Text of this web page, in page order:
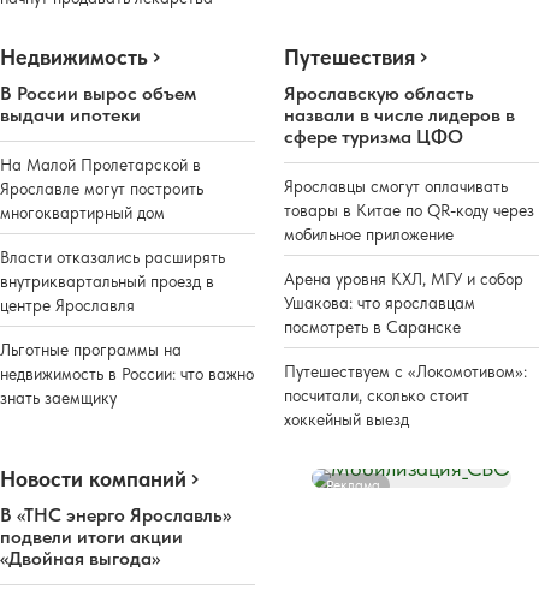
Недвижимость
В России вырос объем
выдачи ипотеки
На Малой Пролетарской в
Ярославле могут построить
многоквартирный дом
Власти отказались расширять
внутриквартальный проезд в
центре Ярославля
Льготные программы на
недвижимость в России: что важно
знать заемщику
Путешествия
Ярославскую область
назвали в числе лидеров в
сфере туризма ЦФО
Ярославцы смогут оплачивать
товары в Китае по QR-коду через
мобильное приложение
Арена уровня КХЛ, МГУ и собор
Ушакова: что ярославцам
посмотреть в Саранске
Путешествуем с «Локомотивом»:
посчитали, сколько стоит
хоккейный выезд
Новости компаний
В «ТНС энерго Ярославль»
подвели итоги акции
«Двойная выгода»
Реклама